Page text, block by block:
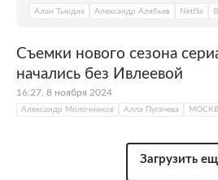
Алан Тьюдик Александр Алябьев Netflix
Съемки нового сезона
начались без Ивлеевой
16:27, 8 ноября 2024
Александр Молочников Алла Пугачева
Загрузить